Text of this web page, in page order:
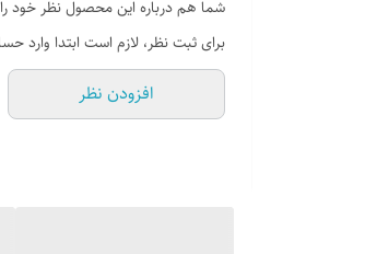
شیشه : سکوریت
شما هم درباره این محصول نظر خود
برای ثبت نظر، لازم است ابتدا وارد
افزودن نظر